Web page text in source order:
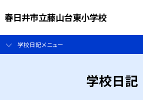
春日井市立藤山台東小学校
学校日記メニュー
学校日記